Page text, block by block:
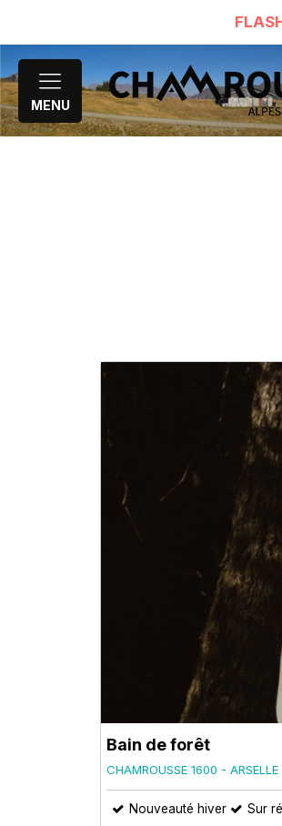
MENU
Bain de forêt
CHAMROUSSE 1600 - ARSELLE
Nouveauté hiver Sur